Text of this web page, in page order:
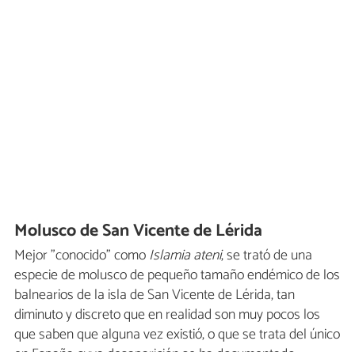
Molusco de San Vicente de Lérida
Mejor "conocido" comoIslamia ateni, se trató de una
especie de molusco de pequeño tamaño endémico de los
balnearios de la isla de San Vicente de Lérida, tan
diminuto y discreto que en realidad son muy pocos los
que saben que alguna vez existió, o que se trata del único